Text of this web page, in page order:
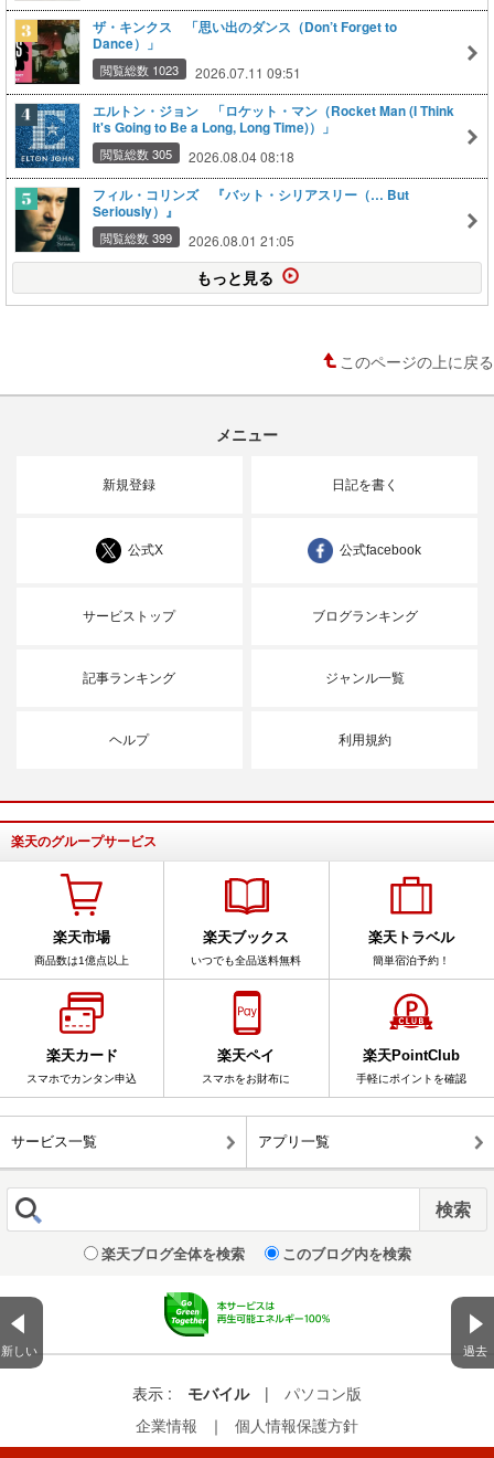
新しい 過去
ザ・キンクス 「思い出のダンス（Don’t Forget to
Dance）」
閲覧総数 1023 2026.07.11 09:51
エルトン・ジョン 「ロケット・マン（Rocket Man (I Think
It's Going to Be a Long, Long Time)）」
閲覧総数 305 2026.08.04 08:18
フィル・コリンズ 『バット・シリアスリー（… But
Seriously）』
閲覧総数 399 2026.08.01 21:05
もっと見る
このページの上に戻る
メニュー
新規登録 日記を書く
公式X 公式facebook
サービストップ ブログランキング
記事ランキング ジャンル一覧
ヘルプ 利用規約
楽天のグループサービス
楽天市場
商品数は1億点以上
楽天ブックス
いつでも全品送料無料
楽天トラベル
簡単宿泊予約！
楽天カード
スマホでカンタン申込
楽天ペイ
スマホをお財布に
楽天PointClub
手軽にポイントを確認
サービス一覧 アプリ一覧
楽天ブログ全体を検索 このブログ内を検索
表示 : モバイル |
パソコン版
企業情報
｜ 個人情報保護方針